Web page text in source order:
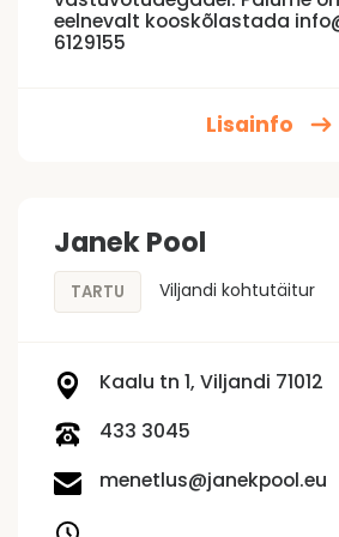
eelnevalt kooskõlastada
6129155
Lisainfo
Janek Pool
TARTU Viljandi kohtutäitur
Kaalu tn 1, Viljandi 71012
433 3045
menetlus@janekpool.eu